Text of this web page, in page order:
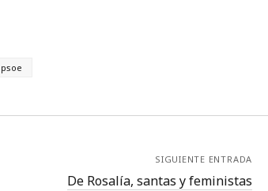
psoe
SIGUIENTE ENTRADA
De Rosalía, santas y feministas